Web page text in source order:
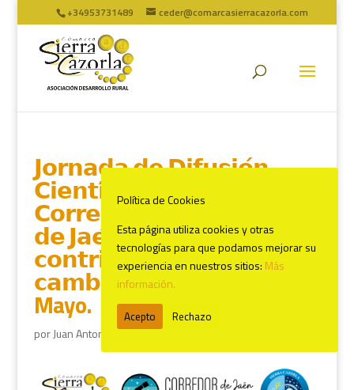
+34953731489 ceder@comarcasierracazorla.com
𝗝𝗼𝗿𝗻𝗮𝗱𝗮 𝗱𝗲 𝗗𝗶𝗳𝘂𝘀𝗶𝗼́𝗻
𝗖𝗶𝗲𝗻𝘁𝗶́𝗳𝗶𝗰𝗮 𝘀𝗼𝗯𝗿𝗲 𝗲𝗹
𝗖𝗼𝗿𝗿𝗲𝗱𝗼𝗿 𝗔𝘀𝘁𝗿𝗼𝗻𝗼́𝗺𝗶𝗰𝗼
𝗱𝗲 𝗝𝗮𝗲́𝗻 𝘆 𝘀𝘂
𝗰𝗼𝗻𝘁𝗿𝗶𝗯𝘂𝗰𝗶𝗼́𝗻 𝗳𝗿𝗲𝗻𝘁𝗲 𝗮𝗹
𝗰𝗮𝗺𝗯𝗶𝗼 𝗰𝗹𝗶𝗺𝗮́𝘁𝗶𝗰𝗼. 27 de
Mayo.
porJuan Antonio Marín|May 26, 2025
Política de Cookies
Esta página utiliza cookies y otras
tecnologías para que podamos mejorar su
experiencia en nuestros sitios: Más
información.
Acepto Rechazo